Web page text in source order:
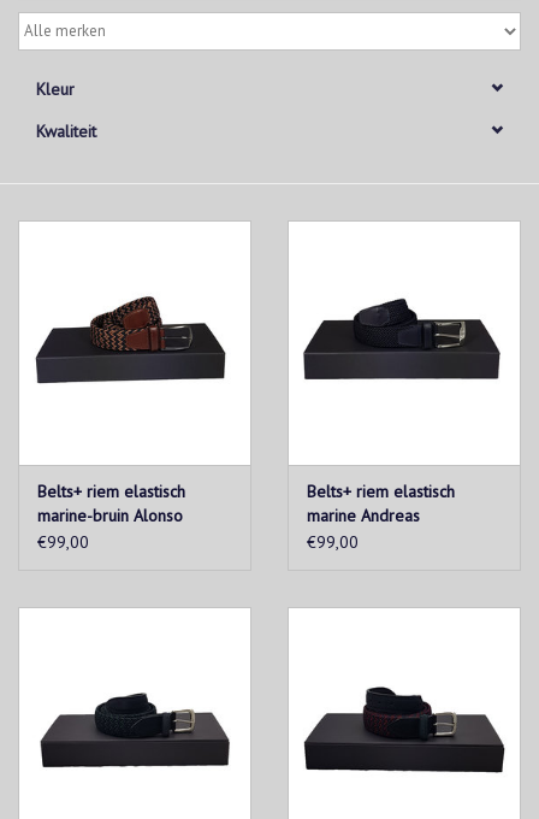
Kleur
Kwaliteit
Belts+ riem elastisch
marine-bruin Alonso
€99,00
Belts+ riem elastisch
marine Andreas
€99,00